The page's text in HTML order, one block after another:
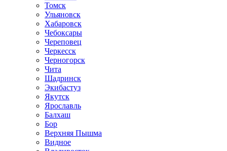
Томск
Ульяновск
Хабаровск
Чебоксары
Череповец
Черкесск
Черногорск
Чита
Шадринск
Экибастуз
Якутск
Ярославль
Балхаш
Бор
Верхняя Пышма
Видное